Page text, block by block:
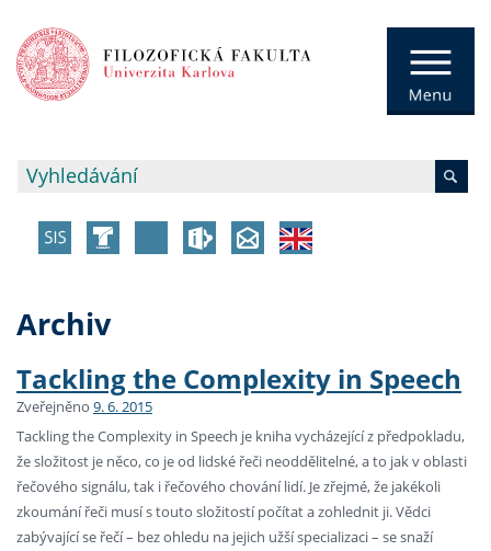
Archiv
Tackling the Complexity in Speech
Zveřejněno 9. 6. 2015
Tackling the Complexity in Speech je kniha vycházející z předpokladu,
že složitost je něco, co je od lidské řeči neoddělitelné, a to jak v oblasti
řečového signálu, tak i řečového chování lidí. Je zřejmé, že jakékoli
zkoumání řeči musí s touto složitostí počítat a zohlednit ji. Vědci
zabývající se řečí – bez ohledu na jejich užší specializaci – se snaží